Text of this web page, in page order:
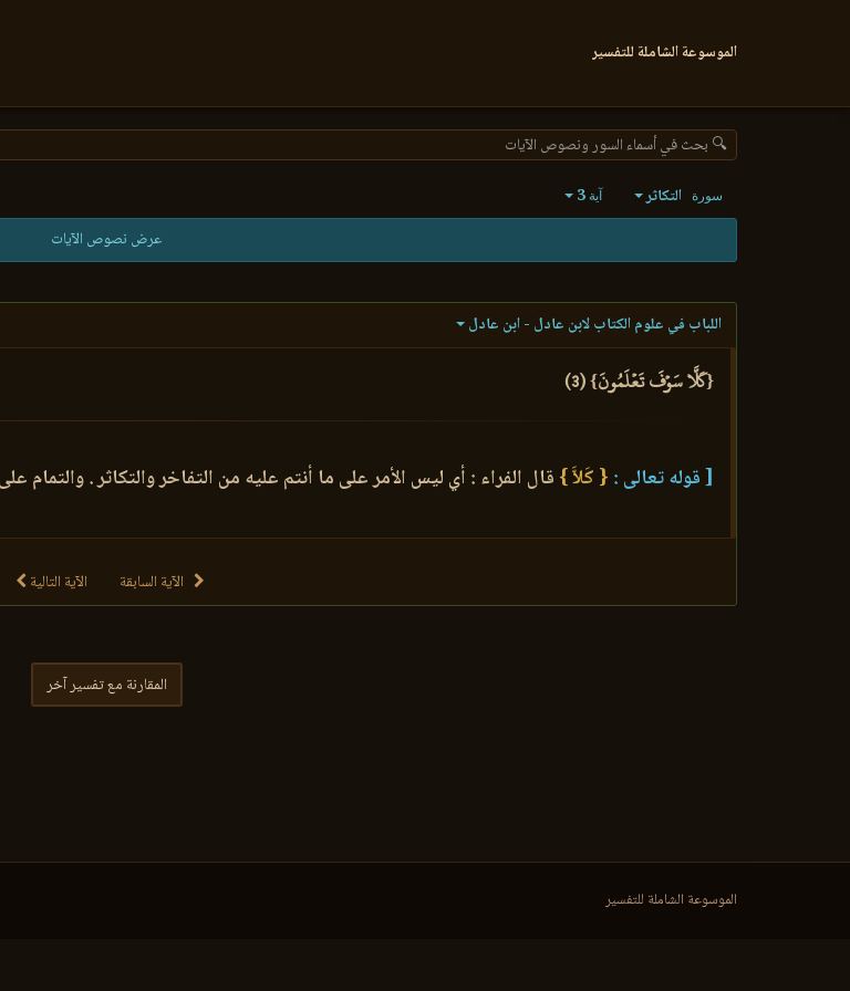
الموسوعة الشاملة للتفسير
🔍 بحث في أسماء السور ونصوص الآيات
سورة التكاثر آية 3
عرض نصوص الآيات
اللباب في علوم الكتاب لابن عادل - ابن عادل
{كَلَّا سَوۡفَ تَعۡلَمُونَ} (3)
[ قوله تعالى : { كَلاَّ } قال الفراء : أي ليس الأمر على ما أنتم عليه من التفاخر والتكاثر . والتمام
الآية السابقة الآية التالية
المقارنة مع تفسير آخر
الموسوعة الشاملة للتفسير